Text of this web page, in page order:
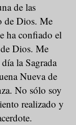
de las
de Dios. Me
ha confiado el
Dios. Me
la Sagrada
Nueva de
No sólo soy
realizado y